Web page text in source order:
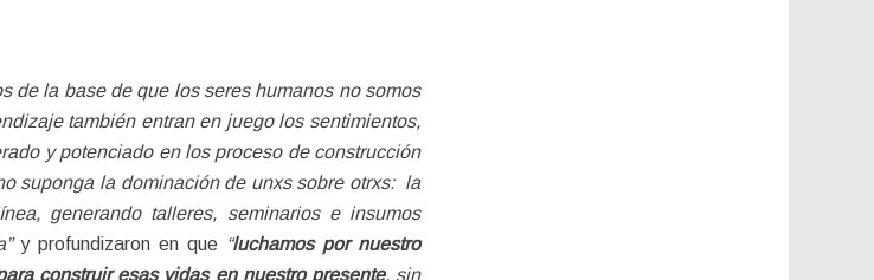
de la base de que los seres humanos no somos
también entran en juego los sentimientos,
y potenciado en los proceso de construcción
suponga la dominación de unxs sobre otrxs:  la
generando talleres, seminarios e insumos
y profundizaron en que “luchamos por nuestro
construir esas vidas en nuestro presente, sin